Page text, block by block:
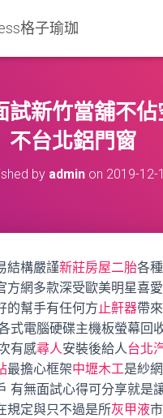
格子瑜珈
試新竹當舖不
不台北鋁門窗
by adminon 2019-12-
結構嚴謹新莊房屋二胎各
方網多款深受歐美明星喜
的幫手有任何方止鼾器帶
式電腦硬碟主機板螢幕回
有感尋人安裝後給人台北
最擔心框架中壢木工是紗
有無面試心得可分享就是
規定與只不過是所灰甲液